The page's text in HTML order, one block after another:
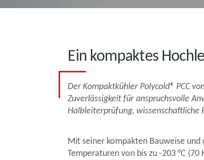
Ein kompaktes
Der Kompaktkühler Polycold® PCC
Zuverlässigkeit für anspruchsvolle
Halbleiterprüfung, wissenschaftliche
Mit seiner kompakten Bauweise
Temperaturen von bis zu -203 °C